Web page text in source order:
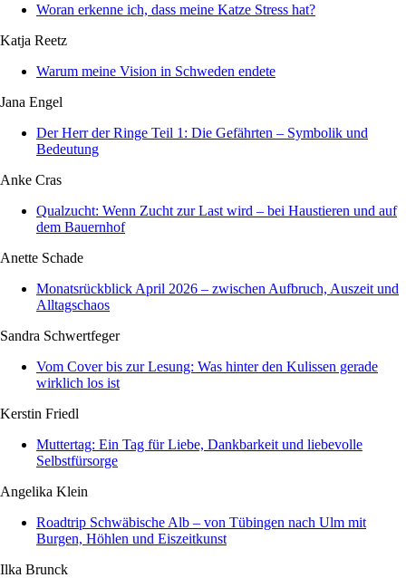
Woran erkenne ich, dass meine Katze Stress hat?
Katja Reetz
Warum meine Vision in Schweden endete
Jana Engel
Der Herr der Ringe Teil 1: Die Gefährten – Symbolik und
Bedeutung
Anke Cras
Qualzucht: Wenn Zucht zur Last wird – bei Haustieren und auf
dem Bauernhof
Anette Schade
Monatsrückblick April 2026 – zwischen Aufbruch, Auszeit und
Alltagschaos
Sandra Schwertfeger
Vom Cover bis zur Lesung: Was hinter den Kulissen gerade
wirklich los ist
Kerstin Friedl
Muttertag: Ein Tag für Liebe, Dankbarkeit und liebevolle
Selbstfürsorge
Angelika Klein
Roadtrip Schwäbische Alb – von Tübingen nach Ulm mit
Burgen, Höhlen und Eiszeitkunst
Ilka Brunck